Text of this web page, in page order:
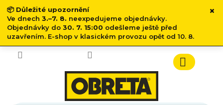
📦 Důležité upozornění
Ve dnech 3.–7. 8. neexpedujeme objednávky.
Objednávky do 30. 7. 15:00 odešleme ještě před
uzavřením. E-shop v klasickém provozu opět od 10. 8.
×
Přejít
obsah
Nákupní
košík